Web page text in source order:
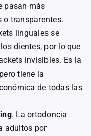
pasan más
o transparentes.
linguales se
dientes, por lo que
invisibles. Es la
tiene la
de todas las
. La ortodoncia
adultos por